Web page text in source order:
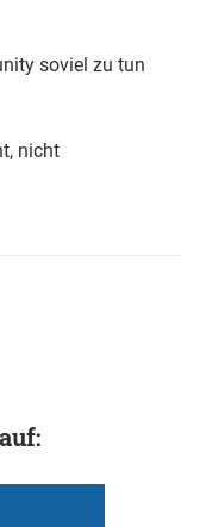
soviel zu tun
nicht